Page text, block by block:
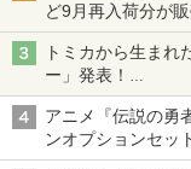
ど9月再入荷分が販
トミカから生まれ
ー」発表！
詳細は後日公開予
アニメ『伝説の勇
ンオプションセッ